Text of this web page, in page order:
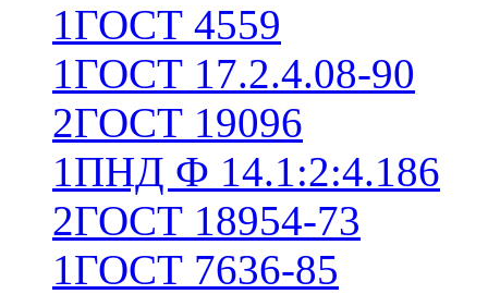
1ГОСТ 4559
1ГОСТ 17.2.4.08-90
2ГОСТ 19096
1ПНД Ф 14.1:2:4.186
2ГОСТ 18954-73
1ГОСТ 7636-85